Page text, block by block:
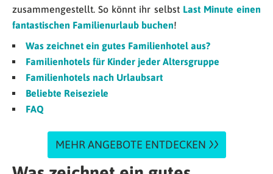
zusammengestellt. So könnt ihr selbst Last Minute einen
fantastischen Familienurlaub buchen!
Was zeichnet ein gutes Familienhotel aus?
Familienhotels für Kinder jeder Altersgruppe
Familienhotels nach Urlaubsart
Beliebte Reiseziele
FAQ
MEHR ANGEBOTE ENTDECKEN